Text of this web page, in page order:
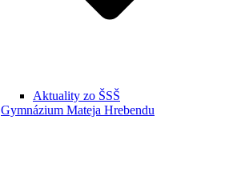
Aktuality zo ŠSŠ
Gymnázium Mateja Hrebendu